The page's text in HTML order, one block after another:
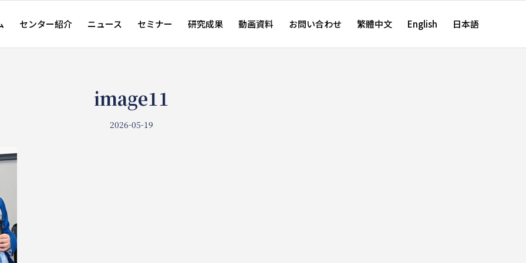
センター紹介 ニュース セミナー 研究成果 動画資料 お問い合わせ 繁體中文 English 日本語
image11
2026-05-19